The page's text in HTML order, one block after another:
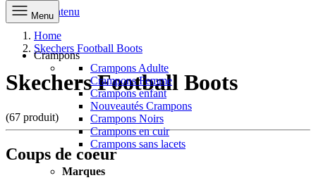
Aller au contenu
Menu
Crampons
Crampons Adulte
Crampons Femme
Crampons enfant
Nouveautés Crampons
Crampons Noirs
Crampons en cuir
Crampons sans lacets
Marques
Home
Skechers Football Boots
Skechers Football Boots
(67 produit)
Coups de coeur